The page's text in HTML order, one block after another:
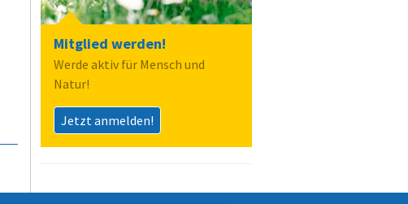
Mitglied werden!
Werde aktiv für Mensch und
Natur!
Jetzt anmelden!